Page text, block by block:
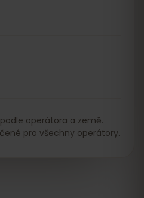
operátora a země.
pro všechny operátory.